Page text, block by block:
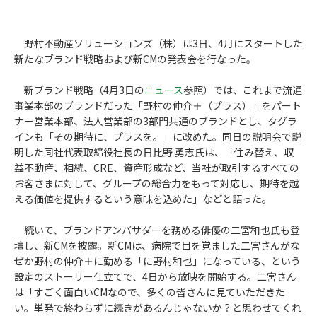
野村不動産ソリューションズ（株）は3日、4月にスタートした
新たなブランド戦略および新CMの発表会を行なった。
新ブランド戦略（4月3日のニュース参照）では、これまで流通
事業本部のブランドだった「野村の仲介＋（プラス）」をパート
ナー営業本部、法人営業部の3部門共通のブランドとし、タグラ
インも「その期待に、プラスを。」に改めた。同日の説明会で説
明した同社代表取締役社長の日比野 勇志氏は、「住み替え、収
益不動産、相続、CRE、資産形成など、当社が取引するすべての
お客さまに対して、グループの総合力をもって対応し、期待を越
える価値を提供するという意味を込めた」などと語った。
続いて、ブランドアンバサダーを務める俳優の二宮和也氏も登
壇し、新CMを披露。新CMは、病院で目を覚ました二宮さんがな
ぜか野村の仲介＋に勤める「に野村和也」になっている、という
設定のストーリー仕立てで、4日から放映を開始する。二宮さん
は「すごく面白いCMなので、多くの皆さんに見ていただきた
い。単発で終わらずに続きがあるんじゃないか？と思わせてくれ